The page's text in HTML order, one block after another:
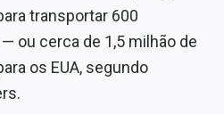
transportar 600
ou cerca de 1,5 milhão de
os EUA, segundo